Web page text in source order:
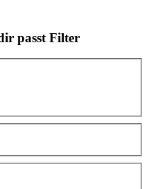
passt Filter